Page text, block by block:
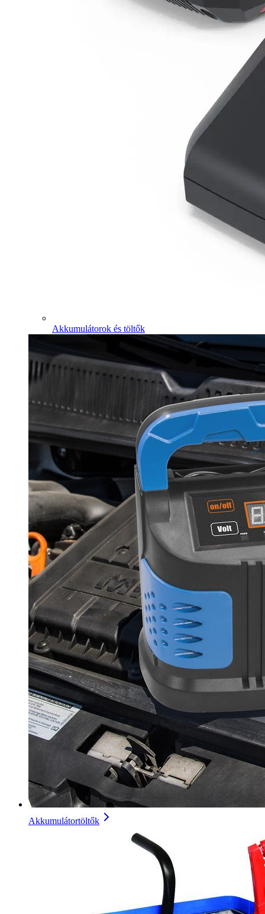
Akkumulátorok és töltők
Akkumulátortöltők